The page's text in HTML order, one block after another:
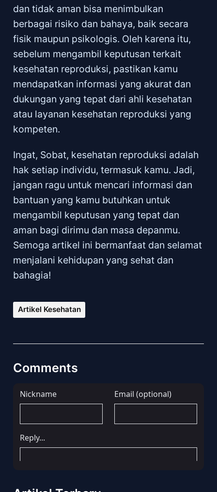
dan tidak aman bisa menimbulkan
berbagai risiko dan bahaya, baik secara
fisik maupun psikologis. Oleh karena itu,
sebelum mengambil keputusan terkait
kesehatan reproduksi, pastikan kamu
mendapatkan informasi yang akurat dan
dukungan yang tepat dari ahli kesehatan
atau layanan kesehatan reproduksi yang
kompeten.
Ingat, Sobat, kesehatan reproduksi adalah
hak setiap individu, termasuk kamu. Jadi,
jangan ragu untuk mencari informasi dan
bantuan yang kamu butuhkan untuk
mengambil keputusan yang tepat dan
aman bagi dirimu dan masa depanmu.
Semoga artikel ini bermanfaat dan selamat
menjalani kehidupan yang sehat dan
bahagia!
Artikel Kesehatan
Comments